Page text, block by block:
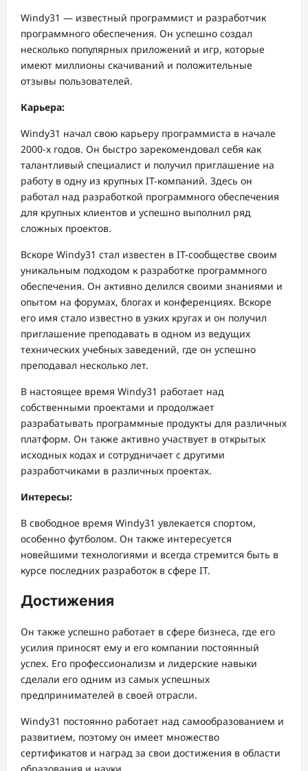
Windy31 — известный программист и разработчик
программного обеспечения. Он успешно создал
несколько популярных приложений и игр, которые
имеют миллионы скачиваний и положительные
отзывы пользователей.
Карьера:
Windy31 начал свою карьеру программиста в начале
2000-х годов. Он быстро зарекомендовал себя как
талантливый специалист и получил приглашение на
работу в одну из крупных IT-компаний. Здесь он
работал над разработкой программного обеспечения
для крупных клиентов и успешно выполнил ряд
сложных проектов.
Вскоре Windy31 стал известен в IT-сообществе своим
уникальным подходом к разработке программного
обеспечения. Он активно делился своими знаниями и
опытом на форумах, блогах и конференциях. Вскоре
его имя стало известно в узких кругах и он получил
приглашение преподавать в одном из ведущих
технических учебных заведений, где он успешно
преподавал несколько лет.
В настоящее время Windy31 работает над
собственными проектами и продолжает
разрабатывать программные продукты для различных
платформ. Он также активно участвует в открытых
исходных кодах и сотрудничает с другими
разработчиками в различных проектах.
Интересы:
В свободное время Windy31 увлекается спортом,
особенно футболом. Он также интересуется
новейшими технологиями и всегда стремится быть в
курсе последних разработок в сфере IT.
Достижения
Он также успешно работает в сфере бизнеса, где его
усилия приносят ему и его компании постоянный
успех. Его профессионализм и лидерские навыки
сделали его одним из самых успешных
предпринимателей в своей отрасли.
Windy31 постоянно работает над самообразованием и
развитием, поэтому он имеет множество
сертификатов и наград за свои достижения в области
образования и науки.